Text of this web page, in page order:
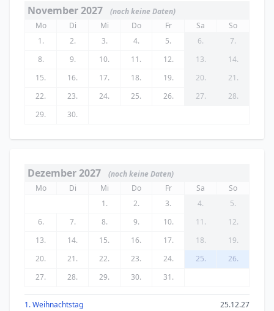
November 2027
(noch keine Daten)
Mo
Di Mi Do Fr Sa
So
1.
2. 3. 4. 5. 6.
7.
8.
9. 10. 11. 12. 13.
14.
15.
16. 17. 18. 19. 20.
21.
22.
23. 24. 25. 26. 27.
28.
29.
30.
Dezember 2027
(noch keine Daten)
Mo
Di Mi Do Fr Sa
So
1.
2. 3. 4.
5.
6.
7. 8. 9. 10. 11.
12.
13.
14. 15. 16. 17. 18.
19.
20.
21. 22. 23. 24. 25.
26.
27.
28. 29. 30. 31.
1. Weihnachtstag
25.12.27